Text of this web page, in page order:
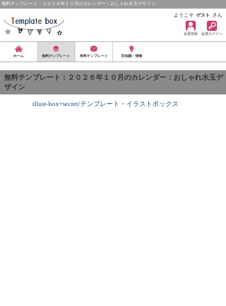
無料テンプレート：２０２６年１０月のカレンダー：おしゃれ水玉デザイン
ようこそ ゲスト さん
会員登録 会員ログイン
ホーム 無料テンプレート 有料テンプレート 豆知識・情報
無料テンプレート：２０２６年１０月のカレンダー：おしゃれ水玉デ
ザイン
illust-box+secret/テンプレート ・ イラストボックス